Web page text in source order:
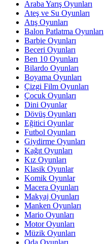
Araba Yarış Oyunları
Ateş ve Su Oyunları
Atış Oyunları
Balon Patlatma Oyunları
Barbie Oyunları
Beceri Oyunları
Ben 10 Oyunları
Bilardo Oyunları
Boyama Oyunları
Çizgi Film Oyunları
Çocuk Oyunları
Dini Oyunlar
Dövüş Oyunları
Eğitici Oyunlar
Futbol Oyunları
Giydirme Oyunları
Kağıt Oyunları
Kız Oyunları
Klasik Oyunlar
Komik Oyunlar
Macera Oyunları
Makyaj Oyunları
Manken Oyunları
Mario Oyunları
Motor Oyunları
Müzik Oyunları
Oda Oyunları